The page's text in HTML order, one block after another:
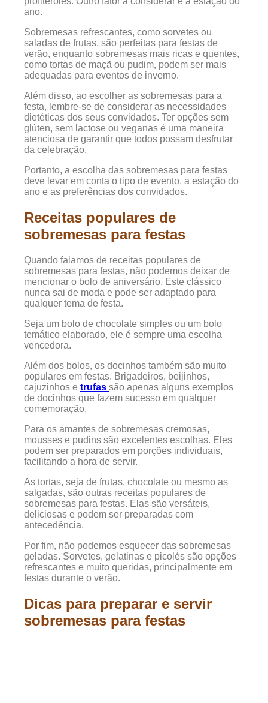
ano.
Sobremesas refrescantes, como sorvetes ou
saladas de frutas, são perfeitas para festas de
verão, enquanto sobremesas mais ricas e quentes,
como tortas de maçã ou pudim, podem ser mais
adequadas para eventos de inverno.
Além disso, ao escolher as sobremesas para a
festa, lembre-se de considerar as necessidades
dietéticas dos seus convidados. Ter opções sem
glúten, sem lactose ou veganas é uma maneira
atenciosa de garantir que todos possam desfrutar
da celebração.
Portanto, a escolha das sobremesas para festas
deve levar em conta o tipo de evento, a estação do
ano e as preferências dos convidados.
Receitas populares de
sobremesas para festas
Quando falamos de receitas populares de
sobremesas para festas, não podemos deixar de
mencionar o bolo de aniversário. Este clássico
nunca sai de moda e pode ser adaptado para
qualquer tema de festa.
Seja um bolo de chocolate simples ou um bolo
temático elaborado, ele é sempre uma escolha
vencedora.
Além dos bolos, os docinhos também são muito
populares em festas. Brigadeiros, beijinhos,
cajuzinhos e trufas são apenas alguns exemplos
de docinhos que fazem sucesso em qualquer
comemoração.
Para os amantes de sobremesas cremosas,
mousses e pudins são excelentes escolhas. Eles
podem ser preparados em porções individuais,
facilitando a hora de servir.
As tortas, seja de frutas, chocolate ou mesmo as
salgadas, são outras receitas populares de
sobremesas para festas. Elas são versáteis,
deliciosas e podem ser preparadas com
antecedência.
Por fim, não podemos esquecer das sobremesas
geladas. Sorvetes, gelatinas e picolés são opções
refrescantes e muito queridas, principalmente em
festas durante o verão.
Dicas para preparar e servir
sobremesas para festas